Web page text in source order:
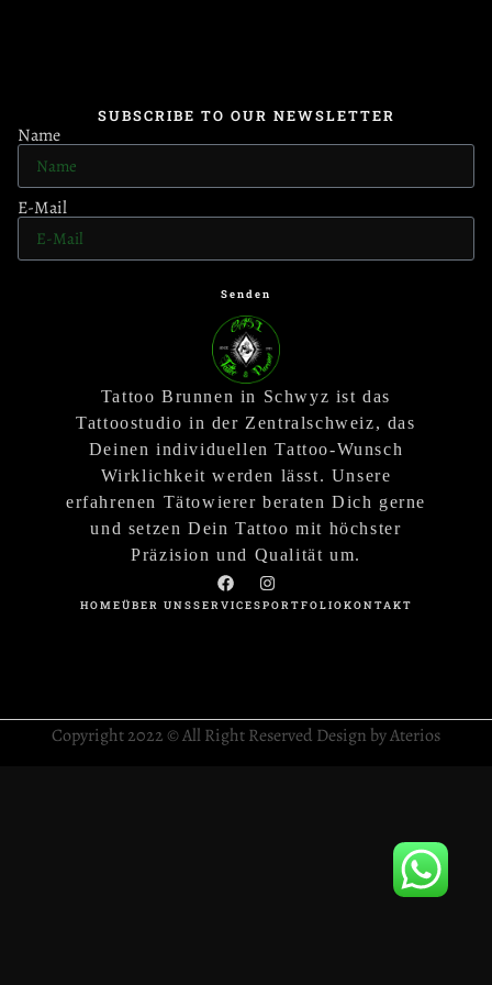
SUBSCRIBE TO OUR NEWSLETTER
Name
E-Mail
Senden
Tattoo Brunnen in Schwyz ist das
Tattoostudio in der Zentralschweiz, das
Deinen individuellen Tattoo-Wunsch
Wirklichkeit werden lässt. Unsere
erfahrenen Tätowierer beraten Dich gerne
und setzen Dein Tattoo mit höchster
Präzision und Qualität um.
HOMEÜBER UNSSERVICESPORTFOLIOKONTAKT
Copyright 2022 © All Right Reserved Design by Aterios